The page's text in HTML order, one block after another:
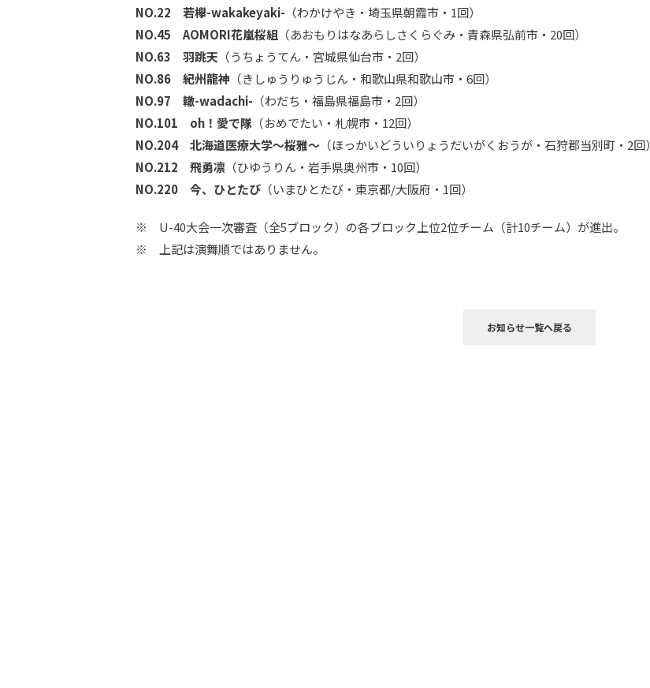
NO.22 若欅-wakakeyaki- （わかけやき・埼玉県朝霞市・1回）
NO.45 AOMORI花嵐桜組 （あおもりはなあらしさくらぐみ・青森県弘前市・20回）
NO.63 羽跳天 （うちょうてん・宮城県仙台市・2回）
NO.86 紀州龍神 （きしゅうりゅうじん・和歌山県和歌山市・6回）
NO.97 轍-wadachi- （わだち・福島県福島市・2回）
NO.101 oh！愛で隊 （おめでたい・札幌市・12回）
NO.204 北海道医療大学～桜雅～ （ほっかいどういりょうだいがくおうが・石狩郡当別町・2回）
NO.212 飛勇凛 （ひゆうりん・岩手県奥州市・10回）
NO.220 今、ひとたび （いまひとたび・東京都/大阪府・1回）
※ U-40大会一次審査（全5ブロック）の各ブロック上位2位チーム（計10チーム）が進出。
※ 上記は演舞順ではありません。
お知らせ一覧へ戻る